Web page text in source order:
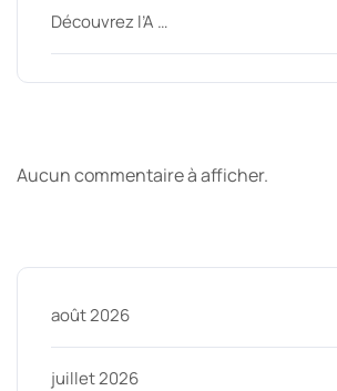
Découvrez l’A …
Aucun commentaire à afficher.
août 2026
juillet 2026